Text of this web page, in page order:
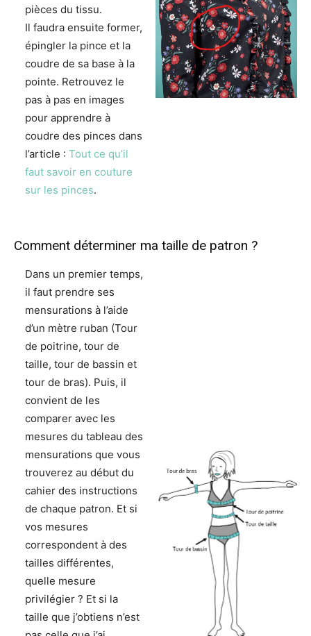
pièces du tissu.
Il faudra ensuite former,
épingler la pince et la
coudre de sa base à la
pointe. Retrouvez le
pas à pas en images
pour apprendre à
coudre des pinces dans
l’article :Tout ce qu’il
faut savoir en couture
sur les pinces.
Comment déterminer ma taille de patron ?
Dans un premier temps,
il faut prendre ses
mensurations à l’aide
d’un mètre ruban (Tour
de poitrine, tour de
taille, tour de bassin et
tour de bras). Puis, il
convient de les
comparer avec les
mesures du tableau des
mensurations que vous
trouverez au début du
cahier des instructions
de chaque patron. Et si
vos mesures
correspondent à des
tailles différentes,
quelle mesure
privilégier ? Et si la
taille que j’obtiens n’est